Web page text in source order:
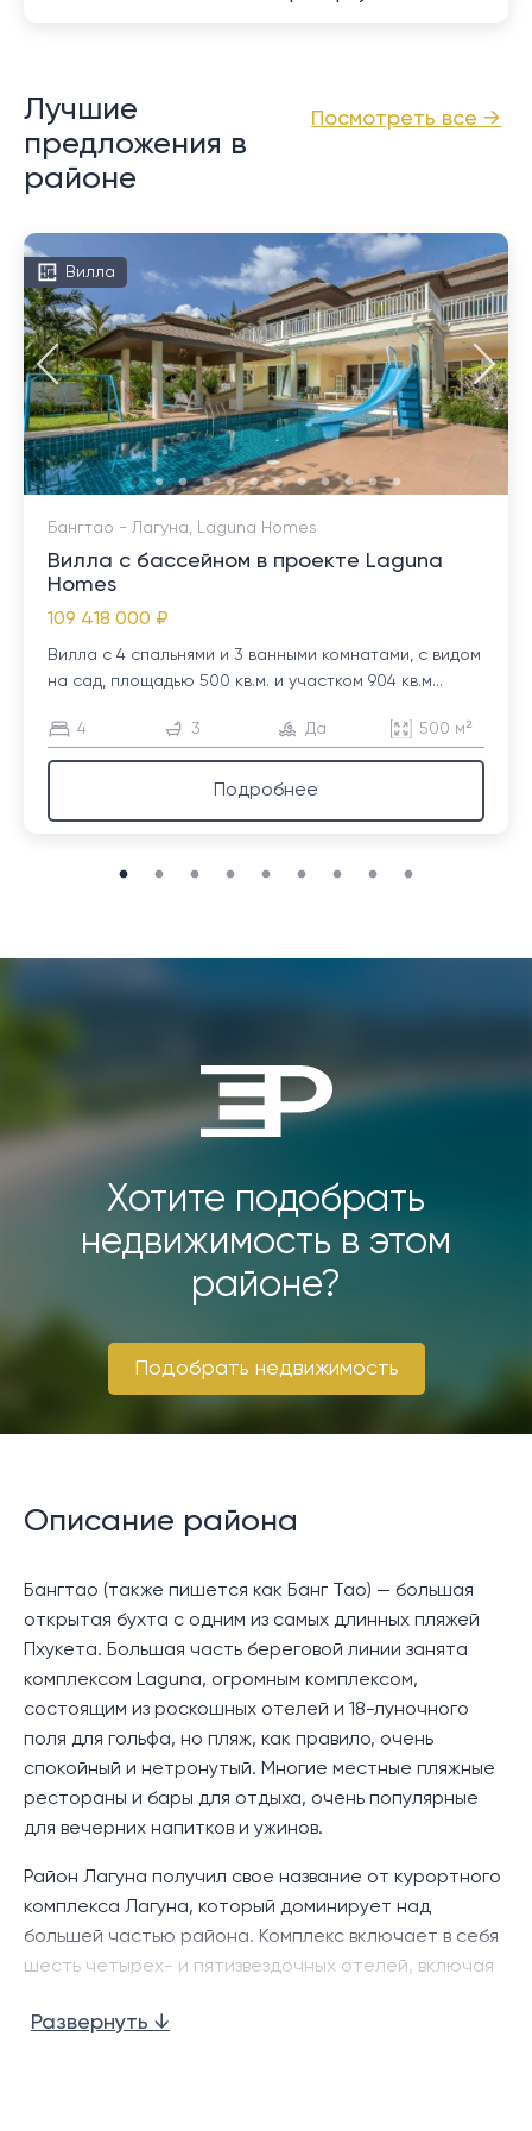
Посмотреть все →
Лучшие
предложения в
районе
Вилла
Бангтао - Лагуна, Laguna Homes
Вилла с бассейном в проекте Laguna
Homes
109 418 000 ₽
Вилла с 4 спальнями и 3 ванными комнатами, с видом
на сад, площадью 500 кв.м. и участком 904 кв.м...
4 3 Да 500 м²
Подробнее
Хотите подобрать
недвижимость в этом
районе?
Подобрать недвижимость
Описание района
Бангтао (также пишется как Банг Тао) — большая
открытая бухта с одним из самых длинных пляжей
Пхукета. Большая часть береговой линии занята
комплексом Laguna, огромным комплексом,
состоящим из роскошных отелей и 18-луночного
поля для гольфа, но пляж, как правило, очень
спокойный и нетронутый. Многие местные пляжные
рестораны и бары для отдыха, очень популярные
для вечерних напитков и ужинов.
Район Лагуна получил свое название от курортного
комплекса Лагуна, который доминирует над
большей частью района. Комплекс включает в себя
шесть четырех- и пятизвездочных отелей, включая
поле для гольфа Laguna. Пляж с линиями казуарины,
Развернуть ↓